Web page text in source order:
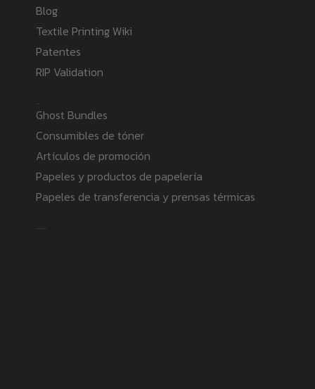
Blog
Textile Printing Wiki
Patentes
RIP Validation
Ghost Bundles
Consumibles de tóner
Artículos de promoción
Papeles y productos de papelería
Papeles de transferencia y prensas térmicas